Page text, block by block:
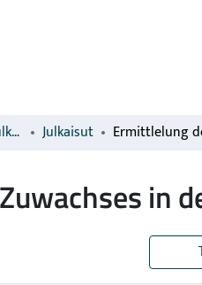
Luonnonvarakeskuksen julkaisut Julkaisut
in